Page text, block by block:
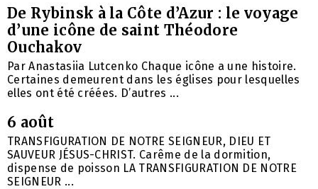
De Rybinsk à la Côte d’Azur : le voyage
d’une icône de saint Théodore
Ouchakov
Par Anastasiia Lutcenko Chaque icône a une histoire.
Certaines demeurent dans les églises pour lesquelles
elles ont été créées. D’autres ...
6 août
TRANSFIGURATION DE NOTRE SEIGNEUR, DIEU ET
SAUVEUR JÉSUS-CHRIST. Carême de la dormition,
dispense de poisson LA TRANSFIGURATION DE NOTRE
SEIGNEUR ...